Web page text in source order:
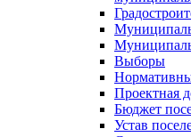
Выборы
Проектная
Бюджет
Устав